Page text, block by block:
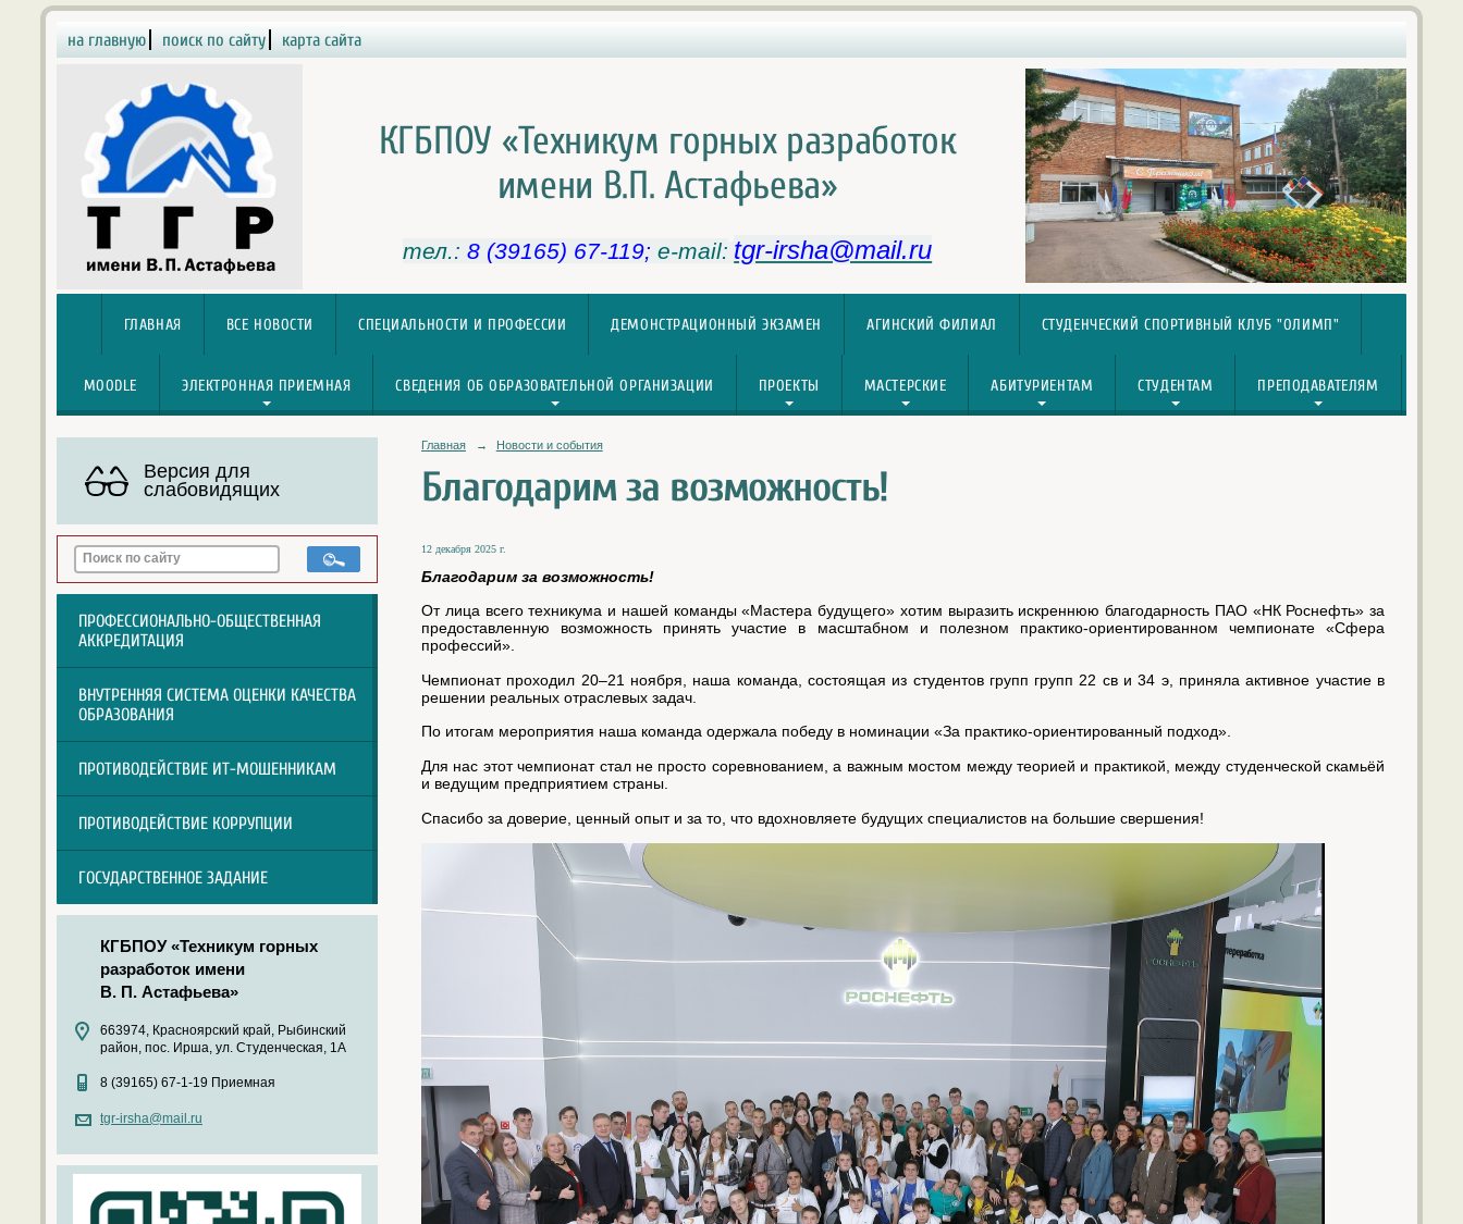
на главную поиск по сайту карта сайта
КГБПОУ «Техникум горных разработок
имени В.П. Астафьева»
тел.: 8 (39165) 67-119;e-mail: tgr-irsha@mail.ru
ГЛАВНАЯ ВСЕ НОВОСТИ СПЕЦИАЛЬНОСТИ И ПРОФЕССИИ ДЕМОНСТРАЦИОННЫЙ ЭКЗАМЕН АГИНСКИЙ ФИЛИАЛ СТУДЕНЧЕСКИЙ СПОРТИВНЫЙ КЛУБ "ОЛИМП"
MOODLE ЭЛЕКТРОННАЯ ПРИЕМНАЯ СВЕДЕНИЯ ОБ ОБРАЗОВАТЕЛЬНОЙ ОРГАНИЗАЦИИ ПРОЕКТЫ МАСТЕРСКИЕ АБИТУРИЕНТАМ СТУДЕНТАМ ПРЕПОДАВАТЕЛЯМ
Версия для
слабовидящих
ПРОФЕССИОНАЛЬНО-ОБЩЕСТВЕННАЯ
АККРЕДИТАЦИЯ
ВНУТРЕННЯЯ СИСТЕМА ОЦЕНКИ КАЧЕСТВА
ОБРАЗОВАНИЯ
ПРОТИВОДЕЙСТВИЕ ИТ-МОШЕННИКАМ
ПРОТИВОДЕЙСТВИЕ КОРРУПЦИИ
ГОСУДАРСТВЕННОЕ ЗАДАНИЕ
КГБПОУ «Техникум горных
разработок имени
В. П. Астафьева»
663974, Красноярский край, Рыбинский
район, пос. Ирша, ул. Студенческая, 1А
8 (39165) 67-1-19 Приемная
tgr-irsha@mail.ru
Главная → Новости и события
Благодарим за возможность!
12 декабря 2025 г.
Благодарим за возможность!
От лица всего техникума и нашей команды «Мастера будущего» хотим выразить искреннюю благодарность ПАО «НК Роснефть» за
предоставленную возможность принять участие в масштабном и полезном практико-ориентированном чемпионате «Сфера
профессий».
Чемпионат проходил 20–21 ноября, наша команда, состоящая из студентов групп групп 22 св и 34 э, приняла активное участие в
решении реальных отраслевых задач.
По итогам мероприятия наша команда одержала победу в номинации «За практико-ориентированный подход».
Для нас этот чемпионат стал не просто соревнованием, а важным мостом между теорией и практикой, между студенческой скамьёй
и ведущим предприятием страны.
Спасибо за доверие, ценный опыт и за то, что вдохновляете будущих специалистов на большие свершения!